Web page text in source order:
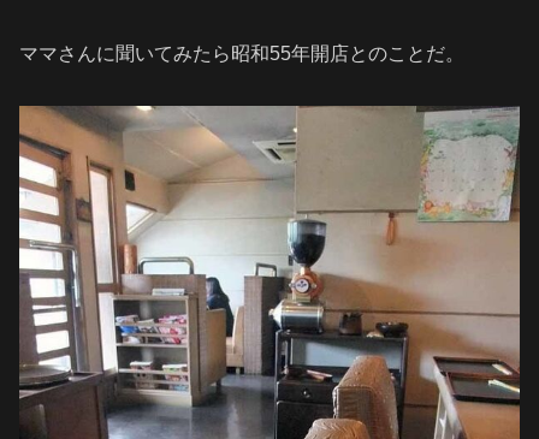
ママさんに聞いてみたら昭和55年開店とのことだ。